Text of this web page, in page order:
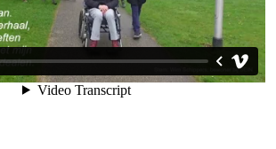
plaatsen die nodig zijn om
website goed te kunnen